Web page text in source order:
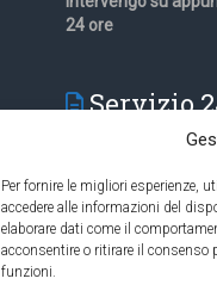
Per fornire le migliori esperienze,
accedere alle informazioni del
elaborare dati come il
acconsentire o ritirare il consenso
funzioni.
24 ore
Servizio
Eseguiamo anche
intervento 24 ore